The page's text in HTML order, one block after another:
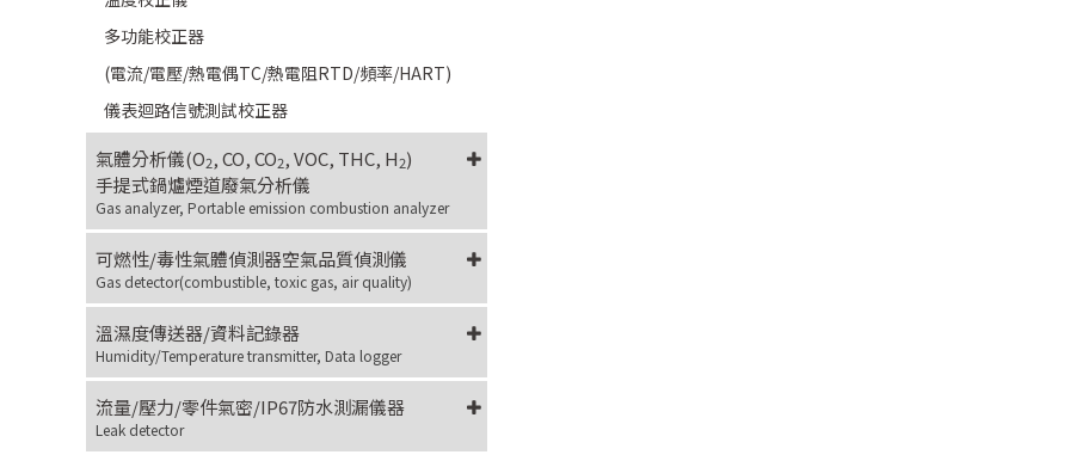
多功能校正器
(電流/電壓/熱電偶TC/熱電阻RTD/頻率/HART)
儀表迴路信號測試校正器
氣體分析儀(O2, CO, CO2, VOC, THC, H2)
手提式鍋爐煙道廢氣分析儀
Gas analyzer, Portable emission combustion analyzer
可燃性/毒性氣體偵測器空氣品質偵測儀
Gas detector(combustible, toxic gas, air quality)
溫濕度傳送器/資料記錄器
Humidity/Temperature transmitter, Data logger
流量/壓力/零件氣密/IP67防水測漏儀器
Leak detector